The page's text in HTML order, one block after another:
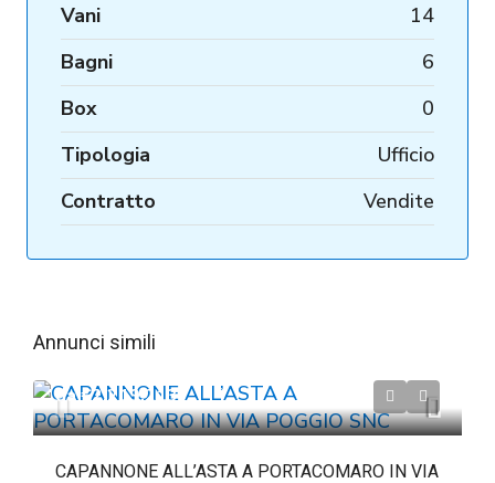
Vani
14
Bagni
6
Box
0
Tipologia
Ufficio
Contratto
Vendite
Annunci simili
da€2.219.213
CAPANNONE ALL’ASTA A PORTACOMARO IN VIA